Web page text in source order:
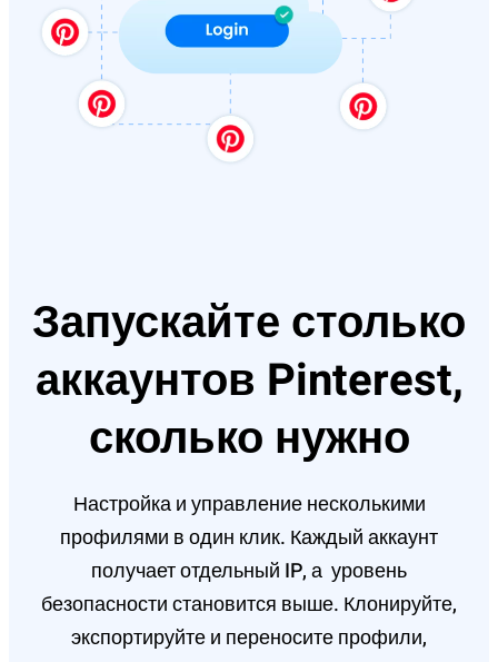
Запускайте столько
аккаунтов Pinterest,
сколько нужно
Настройка и управление несколькими
профилями в один клик. Каждый аккаунт
получает отдельный IP, а уровень
безопасности становится выше. Клонируйте,
экспортируйте и переносите профили,